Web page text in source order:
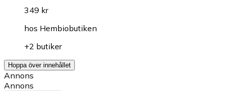
349 kr
hos Hembiobutiken
+2 butiker
Hoppa över innehållet
Annons
Annons